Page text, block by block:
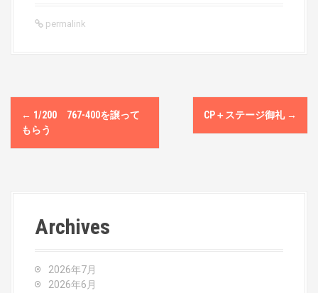
permalink
P← 1/200 767-400を譲って
もらう
CP＋ステージ御礼 →
Archives
2026年7月
2026年6月